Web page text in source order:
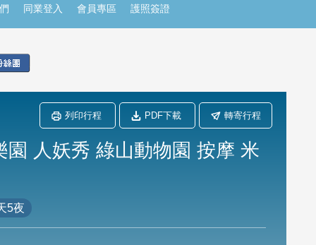
同業登入 會員專區 護照簽證
列印行程 PDF下載 轉寄行程
人妖秀 綠山動物園 按摩 米
5夜